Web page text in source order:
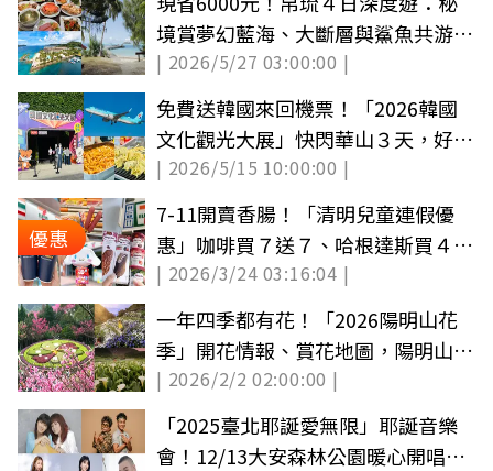
境賞夢幻藍海、大斷層與鯊魚共游、
爽吃龍蝦宴
| 2026/5/27 03:00:00 |
免費送韓國來回機票！「2026韓國
文化觀光大展」快閃華山３天，好康
攻略看這
| 2026/5/15 10:00:00 |
優惠
7-11開賣香腸！「清明兒童連假優
惠」咖啡買７送７、哈根達斯買４送
４、送卡通包
| 2026/3/24 03:16:04 |
一年四季都有花！「2026陽明山花
季」開花情報、賞花地圖，陽明山一
日遊推薦
| 2026/2/2 02:00:00 |
「2025臺北耶誕愛無限」耶誕音樂
會！12/13大安森林公園暖心開唱，